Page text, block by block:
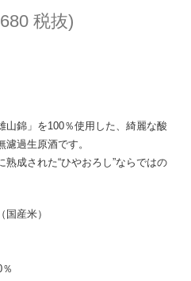
税抜)
山錦」を100％使用した、綺麗な酸
過生原酒です。
成された“ひやおろし”ならではの
産米）